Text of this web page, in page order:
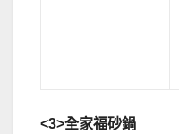
<3>全家福砂鍋